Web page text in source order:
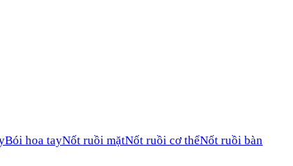
Bói hoa tayNốt ruồi mặtNốt ruồi cơ thểNốt ruồi bàn